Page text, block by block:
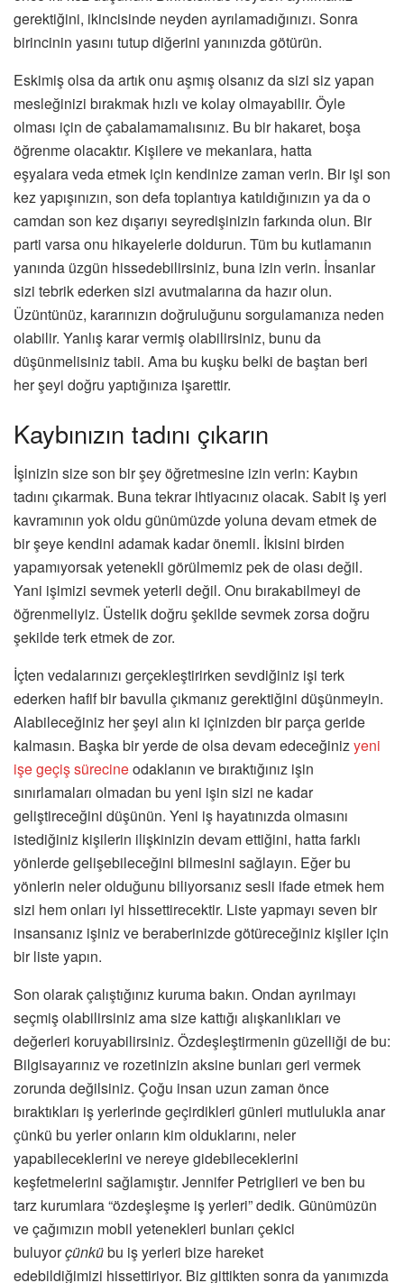
gerektiğini, ikincisinde neyden ayrılamadığınızı. Sonra
birincinin yasını tutup diğerini yanınızda götürün.
Eskimiş olsa da artık onu aşmış olsanız da sizi siz yapan
mesleğinizi bırakmak hızlı ve kolay olmayabilir. Öyle
olması için de çabalamamalısınız. Bu bir hakaret, boşa
öğrenme olacaktır. Kişilere ve mekanlara, hatta
eşyalara veda etmek için kendinize zaman verin. Bir işi son
kez yapışınızın, son defa toplantıya katıldığınızın ya da o
camdan son kez dışarıyı seyredişinizin farkında olun. Bir
parti varsa onu hikayelerle doldurun. Tüm bu kutlamanın
yanında üzgün hissedebilirsiniz, buna izin verin. İnsanlar
sizi tebrik ederken sizi avutmalarına da hazır olun.
Üzüntünüz, kararınızın doğruluğunu sorgulamanıza neden
olabilir. Yanlış karar vermiş olabilirsiniz, bunu da
düşünmelisiniz tabii. Ama bu kuşku belki de baştan beri
her şeyi doğru yaptığınıza işarettir.
Kaybınızın tadını çıkarın
İşinizin size son bir şey öğretmesine izin verin: Kaybın
tadını çıkarmak. Buna tekrar ihtiyacınız olacak. Sabit iş yeri
kavramının yok oldu günümüzde yoluna devam etmek de
bir şeye kendini adamak kadar önemli. İkisini birden
yapamıyorsak yetenekli görülmemiz pek de olası değil.
Yani işimizi sevmek yeterli değil. Onu bırakabilmeyi de
öğrenmeliyiz. Üstelik doğru şekilde sevmek zorsa doğru
şekilde terk etmek de zor.
İçten vedalarınızı gerçekleştirirken sevdiğiniz işi terk
ederken hafif bir bavulla çıkmanız gerektiğini düşünmeyin.
Alabileceğiniz her şeyi alın ki içinizden bir parça geride
kalmasın. Başka bir yerde de olsa devam edeceğinizyeni
işe geçiş sürecineodaklanın ve bıraktığınız işin
sınırlamaları olmadan bu yeni işin sizi ne kadar
geliştireceğini düşünün. Yeni iş hayatınızda olmasını
istediğiniz kişilerin ilişkinizin devam ettiğini, hatta farklı
yönlerde gelişebileceğini bilmesini sağlayın. Eğer bu
yönlerin neler olduğunu biliyorsanız sesli ifade etmek hem
sizi hem onları iyi hissettirecektir. Liste yapmayı seven bir
insansanız işiniz ve beraberinizde götüreceğiniz kişiler için
bir liste yapın.
Son olarak çalıştığınız kuruma bakın. Ondan ayrılmayı
seçmiş olabilirsiniz ama size kattığı alışkanlıkları ve
değerleri koruyabilirsiniz. Özdeşleştirmenin güzelliği de bu:
Bilgisayarınız ve rozetinizin aksine bunları geri vermek
zorunda değilsiniz. Çoğu insan uzun zaman önce
bıraktıkları iş yerlerinde geçirdikleri günleri mutlulukla anar
çünkü bu yerler onların kim olduklarını, neler
yapabileceklerini ve nereye gidebileceklerini
keşfetmelerini sağlamıştır. Jennifer Petriglieri ve ben bu
tarz kurumlara “özdeşleşme iş yerleri” dedik. Günümüzün
ve çağımızın mobil yetenekleri bunları çekici
buluyorçünkübu iş yerleri bize hareket
edebildiğimizi hissettiriyor. Biz gittikten sonra da yanımızda